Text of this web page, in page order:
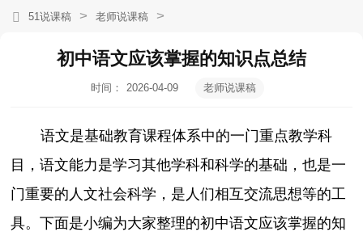
51说课稿 > 老师说课稿 >
初中语文应该掌握的知识点总结
时间：
2026-04-09
老师说课稿
语文是基础教育课程体系中的一门重点教学科
目，语文能力是学习其他学科和科学的基础，也是一
门重要的人文社会科学，是人们相互交流思想等的工
具。下面是小编为大家整理的初中语文应该掌握的知